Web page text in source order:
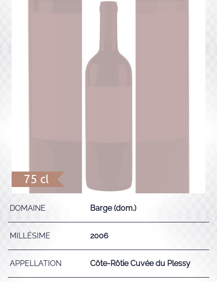
75 cl
DOMAINE Barge (dom.)
MILLÉSIME 2006
APPELLATION Côte-Rôtie Cuvée du Plessy